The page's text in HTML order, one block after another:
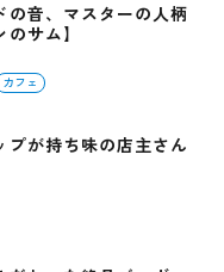
の音、マスターの人柄
サム】
カフェ
プが持ち味の店主さん